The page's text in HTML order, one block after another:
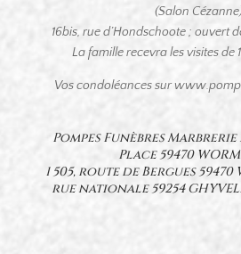
(Salon
16bis, rue d’Hondschoote ; ouvert
La famille recevra les visites de
Vos condoléances sur
Pompes Funèbres Marbrerie
Place 59470
1 505, route de Bergues 59470
rue nationale 59254